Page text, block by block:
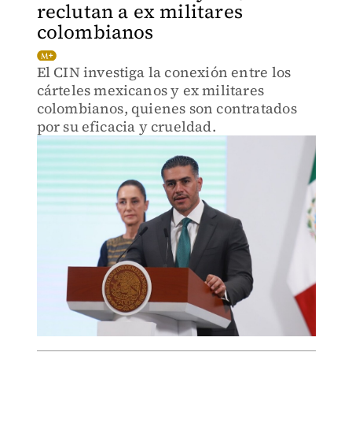
reclutan a ex militares
colombianos
El CIN investiga la conexión entre los
cárteles mexicanos y ex militares
colombianos, quienes son contratados
por su eficacia y crueldad.